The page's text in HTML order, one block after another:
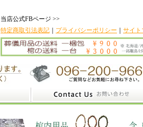
当店公式FBページ >>
特定商取引法表記
プライバシーポリシー サイト